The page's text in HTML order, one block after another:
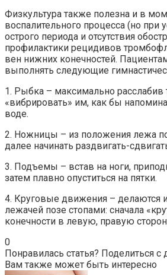
Физкультура также полезна и в
воспалительного процесса (но при
острого периода и отсутствия
профилактики рецидивов
вен нижних конечностей.
выполнять следующие
1. Рыбка – максимально расслабив
«вибрировать» им, как бы
воде.
2. Ножницы – из положения лежа
далее начинать раздвигать-
3. Подъемы – встав на ноги,
затем плавно опуститься на пятки.
4. Круговые движения – делаются
лежачей позе стопами: сначала
конечности в левую, правую
0
Понравилась статья? Поделиться с
Вам также может быть интересно